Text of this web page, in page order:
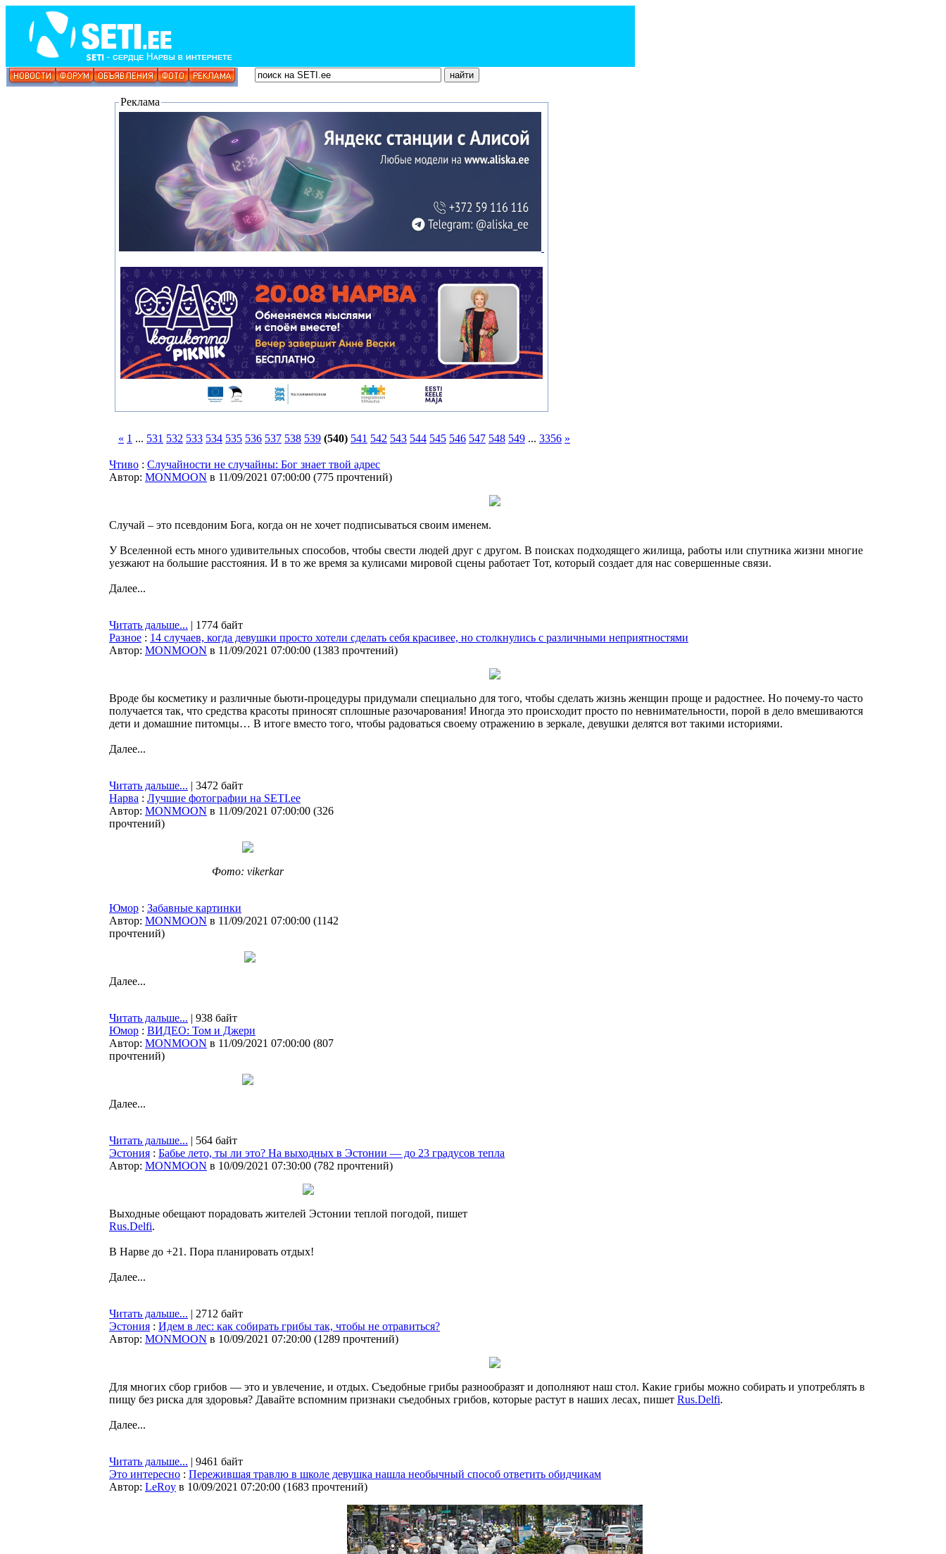
Реклама
« 1 ... 531 532 533 534 535 536 537 538 539 (540) 541 542 543 544 545 546 547 548 549 ... 3356 »
Чтиво : Случайности не случайны: Бог знает твой адрес
Автор: MONMOON в 11/09/2021 07:00:00 (775 прочтений)
Случай – это псевдоним Бога, когда он не хочет подписываться своим именем.
У Вселенной есть много удивительных способов, чтобы свести людей друг с другом. В поисках подходящего жилища, работы или спутника жизни многие
уезжают на большие расстояния. И в то же время за кулисами мировой сцены работает Тот, который создает для нас совершенные связи.
Далее...
Читать дальше... | 1774 байт
Разное : 14 случаев, когда девушки просто хотели сделать себя красивее, но столкнулись с различными неприятностями
Автор: MONMOON в 11/09/2021 07:00:00 (1383 прочтений)
Вроде бы косметику и различные бьюти-процедуры придумали специально для того, чтобы сделать жизнь женщин проще и радостнее. Но почему-то часто
получается так, что средства красоты приносят сплошные разочарования! Иногда это происходит просто по невнимательности, порой в дело вмешиваются
дети и домашние питомцы… В итоге вместо того, чтобы радоваться своему отражению в зеркале, девушки делятся вот такими историями.
Далее...
Читать дальше... | 3472 байт
Нарва : Лучшие фотографии на SETI.ee
Автор: MONMOON в 11/09/2021 07:00:00 (326
прочтений)
Фото: vikerkar
Юмор : Забавные картинки
Автор: MONMOON в 11/09/2021 07:00:00 (1142
прочтений)
Далее...
Читать дальше... | 938 байт
Юмор : ВИДЕО: Том и Джери
Автор: MONMOON в 11/09/2021 07:00:00 (807
прочтений)
Далее...
Читать дальше... | 564 байт
Эстония : Бабье лето, ты ли это? На выходных в Эстонии — до 23 градусов тепла
Автор: MONMOON в 10/09/2021 07:30:00 (782 прочтений)
Выходные обещают порадовать жителей Эстонии теплой погодой, пишет
Rus.Delfi.
В Нарве до +21. Пора планировать отдых!
Далее...
Читать дальше... | 2712 байт
Эстония : Идем в лес: как собирать грибы так, чтобы не отравиться?
Автор: MONMOON в 10/09/2021 07:20:00 (1289 прочтений)
Для многих сбор грибов — это и увлечение, и отдых. Съедобные грибы разнообразят и дополняют наш стол. Какие грибы можно собирать и употреблять в
пищу без риска для здоровья? Давайте вспомним признаки съедобных грибов, которые растут в наших лесах, пишет Rus.Delfi.
Далее...
Читать дальше... | 9461 байт
Это интересно : Пережившая травлю в школе девушка нашла необычный способ ответить обидчикам
Автор: LeRoy в 10/09/2021 07:20:00 (1683 прочтений)